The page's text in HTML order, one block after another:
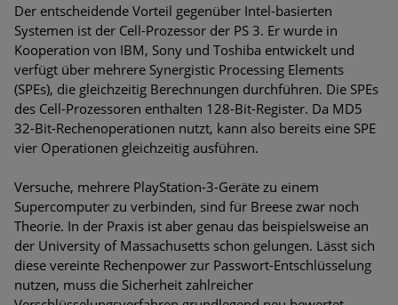
Ungebremster Aufstieg: Mega-Ransomware. Deutsche
Unternehmen dürfen Bedrohungspotential nicht
unterschätzen
Weiterentwicklung der HTTP-basierten Cyberangriffe lässt
Experten vor Tsunami bei Web-DDoS-Angriffen warnen
Harpoon Whaling?
Aktuelle Phishing-Kampagnen mit großen Markennamen –
Amazon hat nun reagiert
Fake-Unternehmensprofile auf LinkedIn: Unternehmen und
Der entscheidende Vorteil gegenüber Intel-basierten
Systemen ist der Cell-Prozessor der PS 3. Er wurde in
Kooperation von IBM, Sony und Toshiba entwickelt und
verfügt über mehrere Synergistic Processing Elements
(SPEs), die gleichzeitig Berechnungen durchführen. Die SPEs
des Cell-Prozessoren enthalten 128-Bit-Register. Da MD5
32-Bit-Rechenoperationen nutzt, kann also bereits eine SPE
vier Operationen gleichzeitig ausführen.
Versuche, mehrere PlayStation-3-Geräte zu einem
Supercomputer zu verbinden, sind für Breese zwar noch
Theorie. In der Praxis ist aber genau das beispielsweise an
der University of Massachusetts schon gelungen. Lässt sich
diese vereinte Rechenpower zur Passwort-Entschlüsselung
nutzen, muss die Sicherheit zahlreicher